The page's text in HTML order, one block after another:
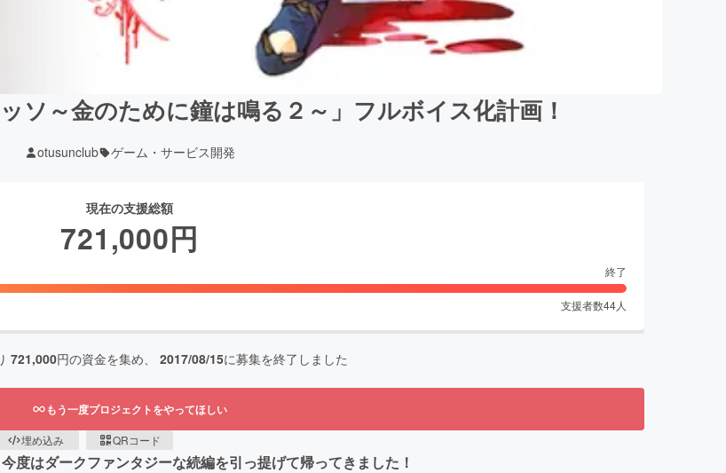
ソ～金のために鐘は鳴る２～」フルボイス化計画！
otusunclub ゲーム・サービス開発
現在の支援総額
721,000円
終了
支援者数44人
721,000円の資金を集め、 2017/08/15に募集を終了しました
もう一度プロジェクトをやってほしい
埋め込み QRコード
度はダークファンタジーな続編を引っ提げて帰ってきました！